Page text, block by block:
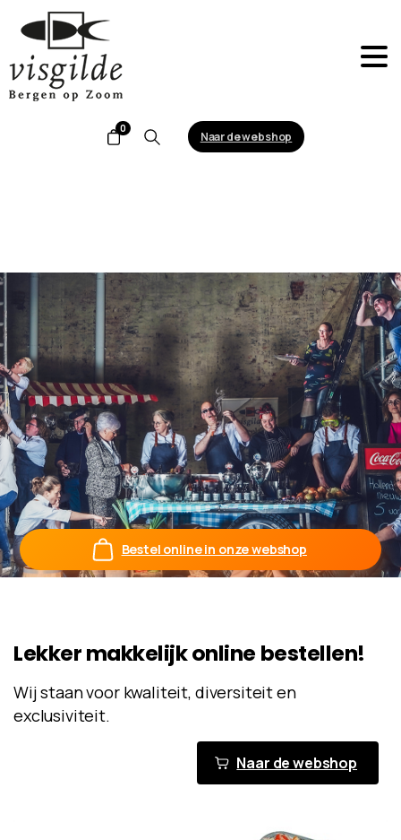
0
Search
Naar de webshop
Bestel online in onze webshop
Lekkermakkelijkonline bestellen!
Wij staan voor kwaliteit, diversiteit en
exclusiviteit.
Naar de webshop